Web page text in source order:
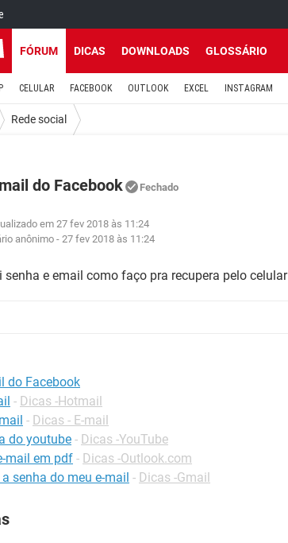
FÓRUM DICAS DOWNLOADS GLOSSÁRIO
CELULAR FACEBOOK OUTLOOK EXCEL INSTAGRAM
Rede social
do Facebook Fechado
em 27 fev 2018 às 11:24
anônimo - 27 fev 2018 às 11:24
senha e email como faço pra recupera pelo celular
do Facebook
- Dicas -Hotmail
- Dicas - E-mail
do youtube - Dicas -YouTube
mail em pdf - Dicas -Outlook.com
senha do meu e-mail - Dicas -Gmail